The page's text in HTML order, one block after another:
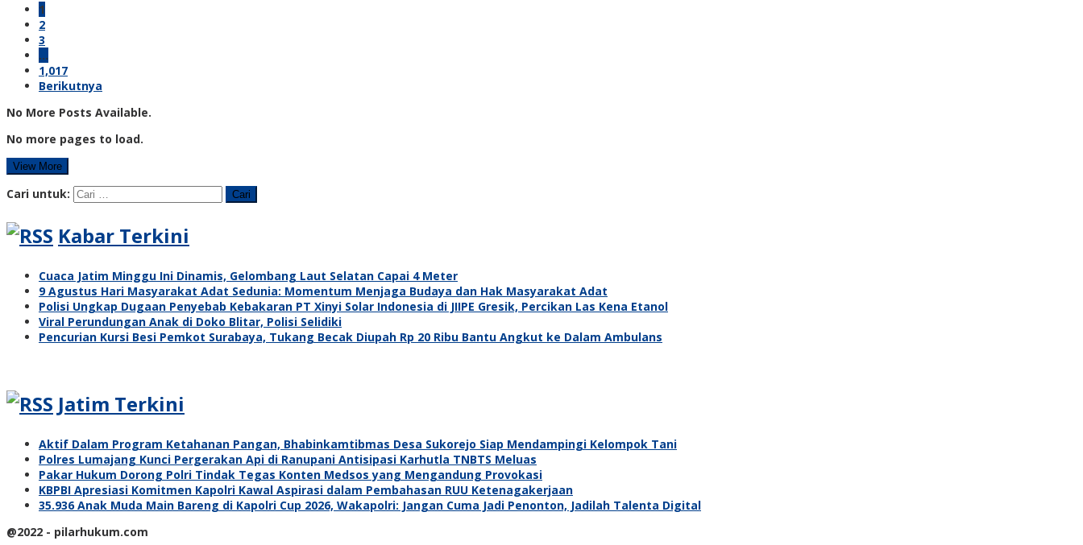
1
2
3
…
1,017
Berikutnya
No More Posts Available.
No more pages to load.
View More
Cari untuk:
Kabar Terkini
Cuaca Jatim Minggu Ini Dinamis, Gelombang Laut Selatan Capai 4 Meter
9 Agustus Hari Masyarakat Adat Sedunia: Momentum Menjaga Budaya dan Hak Masyarakat Adat
Polisi Ungkap Dugaan Penyebab Kebakaran PT Xinyi Solar Indonesia di JIIPE Gresik, Percikan Las Kena Etanol
Viral Perundungan Anak di Doko Blitar, Polisi Selidiki
Pencurian Kursi Besi Pemkot Surabaya, Tukang Becak Diupah Rp 20 Ribu Bantu Angkut ke Dalam Ambulans
Jatim Terkini
Aktif Dalam Program Ketahanan Pangan, Bhabinkamtibmas Desa Sukorejo Siap Mendampingi Kelompok Tani
Polres Lumajang Kunci Pergerakan Api di Ranupani Antisipasi Karhutla TNBTS Meluas
Pakar Hukum Dorong Polri Tindak Tegas Konten Medsos yang Mengandung Provokasi
KBPBI Apresiasi Komitmen Kapolri Kawal Aspirasi dalam Pembahasan RUU Ketenagakerjaan
35.936 Anak Muda Main Bareng di Kapolri Cup 2026, Wakapolri: Jangan Cuma Jadi Penonton, Jadilah Talenta Digital
@2022 - pilarhukum.com